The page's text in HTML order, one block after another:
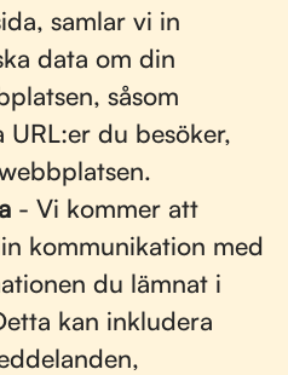
samlar vi in
data om din
såsom
du besöker,
- Vi kommer att
kommunikation med
du lämnat i
kan inkludera